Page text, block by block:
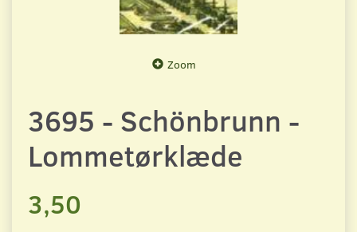
Zoom
3695 - Schönbrunn -
Lommetørklæde
3,50